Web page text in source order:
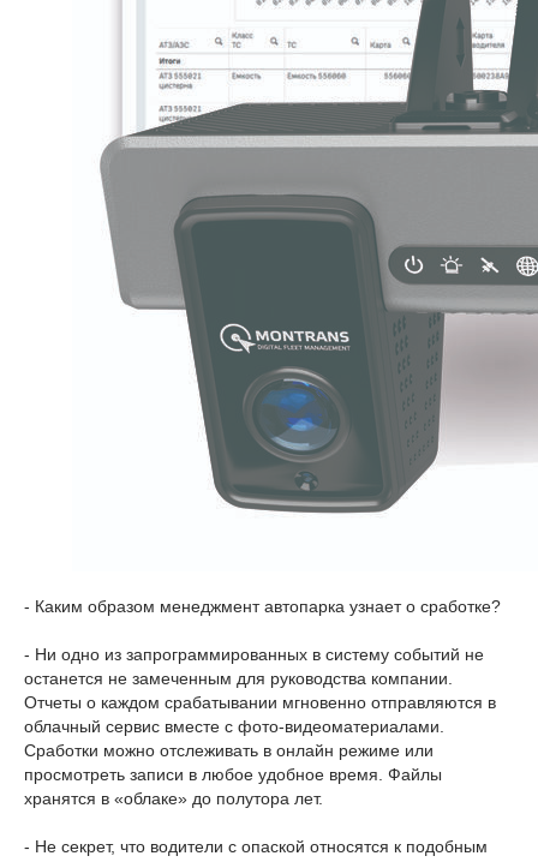
- Каким образом менеджмент автопарка узнает о сработке?
- Ни одно из запрограммированных в систему событий не
останется не замеченным для руководства компании.
Отчеты о каждом срабатывании мгновенно отправляются в
облачный сервис вместе с фото-видеоматериалами.
Сработки можно отслеживать в онлайн режиме или
просмотреть записи в любое удобное время. Файлы
хранятся в «облаке» до полутора лет.
- Не секрет, что водители с опаской относятся к подобным